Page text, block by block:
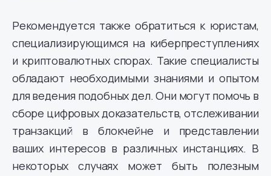
Рекомендуется также обратиться к юристам,
специализирующимся на киберпреступлениях
и криптовалютных спорах. Такие специалисты
обладают необходимыми знаниями и опытом
для ведения подобных дел. Они могут помочь в
сборе цифровых доказательств, отслеживании
транзакций в блокчейне и представлении
ваших интересов в различных инстанциях. В
некоторых случаях может быть полезным